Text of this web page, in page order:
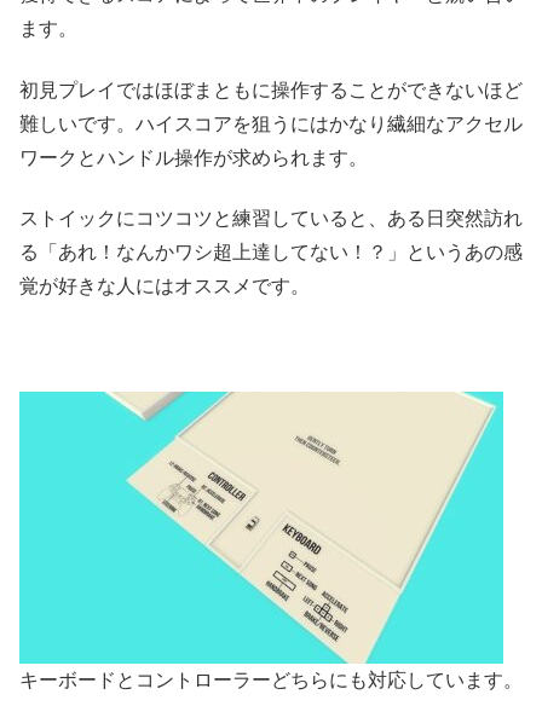
ます。
初見プレイではほぼまともに操作することができないほど
難しいです。ハイスコアを狙うにはかなり繊細なアクセル
ワークとハンドル操作が求められます。
ストイックにコツコツと練習していると、ある日突然訪れ
る「あれ！なんかワシ超上達してない！？」というあの感
覚が好きな人にはオススメです。
キーボードとコントローラーどちらにも対応しています。